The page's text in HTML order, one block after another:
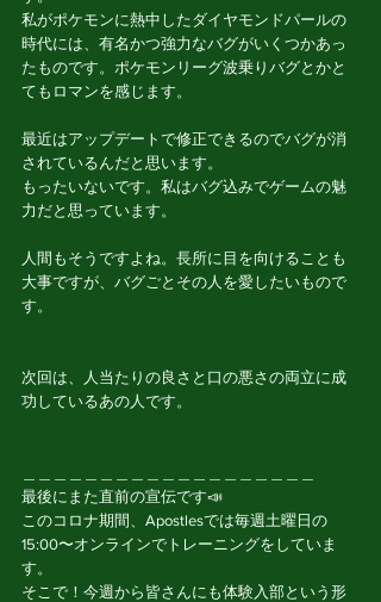
私がポケモンに熱中したダイヤモンドパールの
時代には、有名かつ強力なバグがいくつかあっ
たものです。ポケモンリーグ波乗りバグとかと
てもロマンを感じます。
最近はアップデートで修正できるのでバグが消
されているんだと思います。
もったいないです。私はバグ込みでゲームの魅
力だと思っています。
人間もそうですよね。長所に目を向けることも
大事ですが、バグごとその人を愛したいもので
す。
次回は、人当たりの良さと口の悪さの両立に成
功しているあの人です。
最後にまた直前の宣伝です📣
このコロナ期間、Apostlesでは毎週土曜日の
15:00〜オンラインでトレーニングをしていま
す。
そこで！今週から皆さんにも体験入部という形